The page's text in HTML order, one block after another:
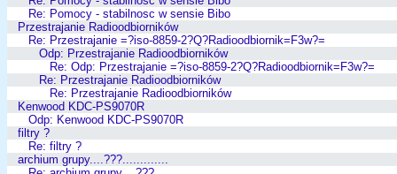
Re: Pomocy - stabilnosc w sensie Bibo
Przestrajanie Radioodbiorników
Re: Przestrajanie =?iso-8859-2?Q?Radioodbiornik=F3w?=
Odp: Przestrajanie Radioodbiorników
Re: Odp: Przestrajanie =?iso-8859-2?Q?Radioodbiornik=F3w?=
Re: Przestrajanie Radioodbiorników
Re: Przestrajanie Radioodbiorników
Kenwood KDC-PS9070R
Odp: Kenwood KDC-PS9070R
filtry ?
Re: filtry ?
archium grupy....???.............